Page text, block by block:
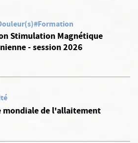
#Formation
Stimulation Magnétique
- session 2026
mondiale de l'allaitement